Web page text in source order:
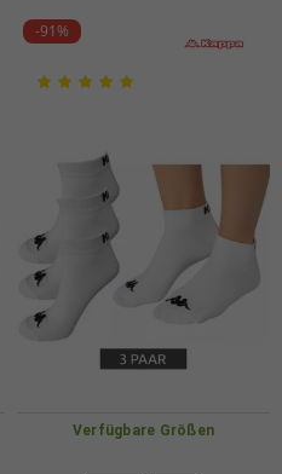
-91%
Verfügbare Größen